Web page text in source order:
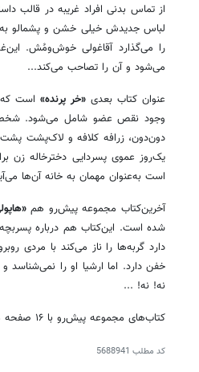
از تماس بدنی افراد غریبه در
لباس جدیدش خیلی خشن و پشمالو
را می‌گذارد آقاغولی خوش‌ومُش.
می‌شود و آن را تصاحب می‌کند...
عنوان کتاب بعدی «خر پرنده»است که
وجود نقص عضو شامل می‌شود.
دون‌دون، زرافه کلافه و لاک‌پشت
یک‌روز عموی پسردایی دخترخاله زن
است به‌عنوان مهمان به خانه آن‌ها
آخرین‌کتاب مجموعه پیش‌رو هم
شده است. این‌کتاب هم درباره
دارد گربه‌ها را ناز می‌کند با مردی
خفن دارد. اما ارشیا او را نمی‌شناسد
نه! نه! ...
کتاب‌های مجموعه پیش‌رو با ۱۶ صفحه مصور رنگی، شمارگان هزار نسخه و قیمت ۴۰ هزار تومان منتشر شده‌اند.
کد مطلب 5688941